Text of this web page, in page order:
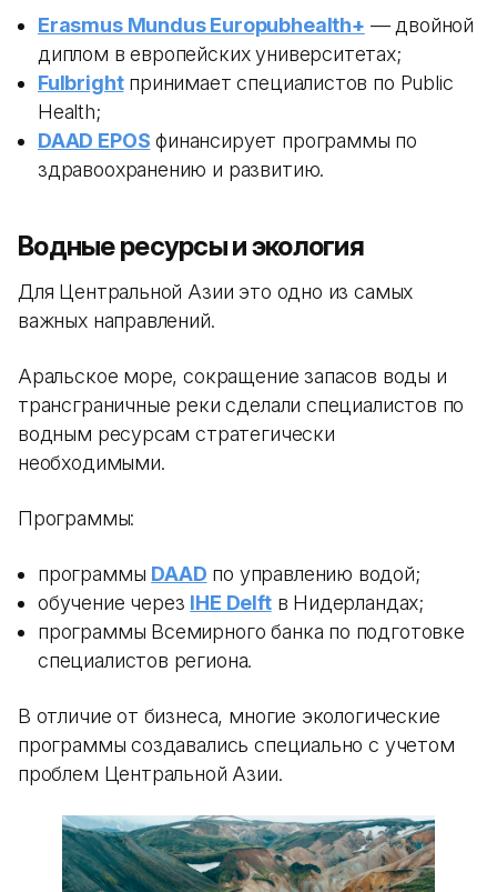
Erasmus Mundus Europubhealth+ — двойной
диплом в европейских университетах;
Fulbrightпринимает специалистов по Public
Health;
DAAD EPOS финансирует программы по
здравоохранению и развитию.
Водные ресурсы и экология
Для Центральной Азии это одно из самых
важных направлений.
Аральское море, сокращение запасов воды и
трансграничные реки сделали специалистов по
водным ресурсам стратегически
необходимыми.
Программы:
программы DAAD по управлению водой;
обучение через IHE Delftв Нидерландах;
программы Всемирного банка по подготовке
специалистов региона.
В отличие от бизнеса, многие экологические
программы создавались специально с учетом
проблем Центральной Азии.